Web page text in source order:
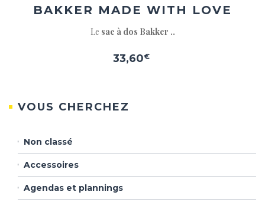
BAKKER MADE WITH LOVE
Le sac à dos Bakker ..
33,60€
VOUS CHERCHEZ
Non classé
Accessoires
Agendas et plannings